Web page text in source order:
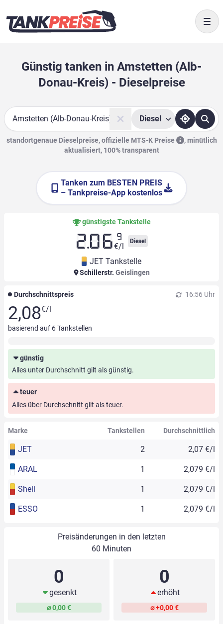
Günstig tanken in Amstetten (Alb-
Donau-Kreis) - Dieselpreise
Suche
Diesel
standortgenaue Dieselpreise, offizielle MTS-K Preise ,minütlich
aktualisiert, 100% transparent
Tanken zum BESTEN PREIS
– Tankpreise-App kostenlos
günstigste Tankstelle
2.06 9
€/l
Diesel
JET Tankstelle
Schillerstr. Geislingen
Durchschnittspreis 16:56 Uhr
2,08€/l
basierend auf 6Tankstellen
günstig
Alles unter Durchschnitt gilt als günstig.
teuer
Alles über Durchschnitt gilt als teuer.
Marke Tankstellen Durchschnittlich
JET 2 2,07 €/l
ARAL 1 2,079 €/l
Shell 1 2,079 €/l
ESSO 1 2,079 €/l
Preisänderungen in den letzten
60 Minuten
0
gesenkt
⌀ 0,00 €
0
erhöht
⌀ +0,00 €